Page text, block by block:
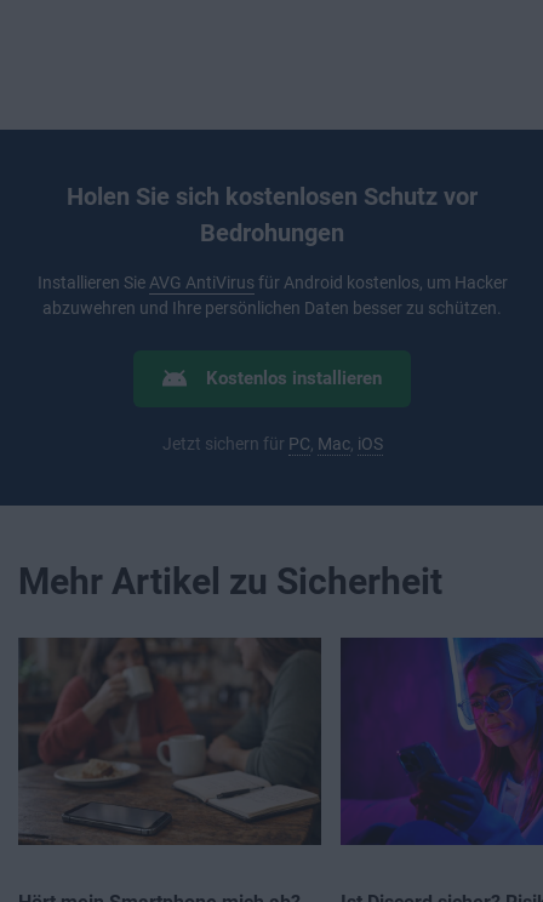
Holen Sie sich kostenlosen Schutz vor
Bedrohungen
Installieren Sie AVG AntiVirusfür Android kostenlos, um Hacker
abzuwehren und Ihre persönlichen Daten besser zu schützen.
Kostenlos installieren
Jetzt sichern für PC Mac, iOS
Mehr Artikel zu Sicherheit